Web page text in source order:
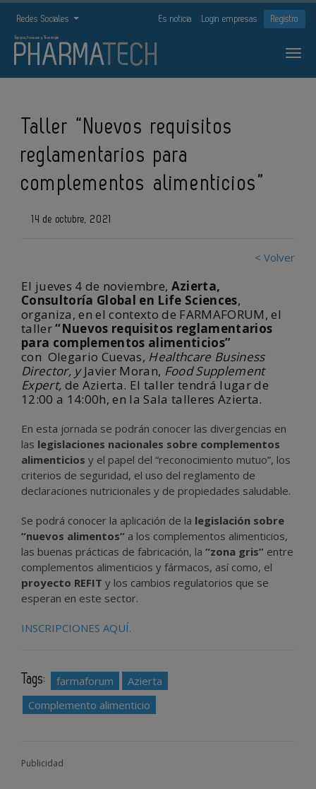
Redes Sociales Es noticia Login empresas Registro
Taller “Nuevos requisitos
reglamentarios para
complementos alimenticios”
14 de octubre, 2021
< Volver
El jueves 4 de noviembre, Azierta,
Consultoría Global en Life Sciences,
organiza, en el contexto de FARMAFORUM, el
taller“Nuevos requisitos reglamentarios
para complementos alimenticios”
con Olegario Cuevas, Healthcare Business
Director, yJavier Moran, Food Supplement
Expert, de Azierta. El taller tendrá lugar de
12:00 a 14:00h, en la Sala talleres Azierta.
En esta jornada se podrán conocer las divergencias en
las legislaciones nacionales sobre complementos
alimenticios y el papel del “reconocimiento mutuo”, los
criterios de seguridad, el uso del reglamento de
declaraciones nutricionales y de propiedades saludable.
Se podrá conocer la aplicación de la legislación sobre
“nuevos alimentos” a los complementos alimenticios,
las buenas prácticas de fabricación, la “zona gris” entre
complementos alimenticios y fármacos, así como, el
proyecto REFIT y los cambios regulatorios que se
esperan en este sector.
INSCRIPCIONES AQUÍ.
Tags: farmaforum
Azierta
Complemento alimenticio
Publicidad